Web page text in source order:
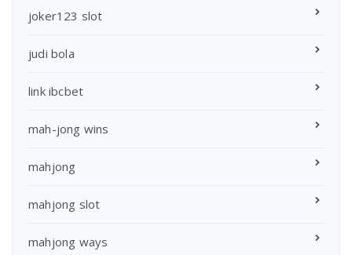
joker123 slot
judi bola
link ibcbet
mah-jong wins
mahjong
mahjong slot
mahjong ways